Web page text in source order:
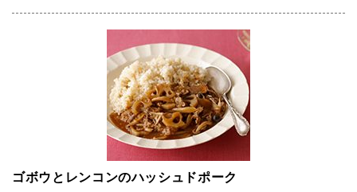
ゴボウとレンコンのハッシュドポーク